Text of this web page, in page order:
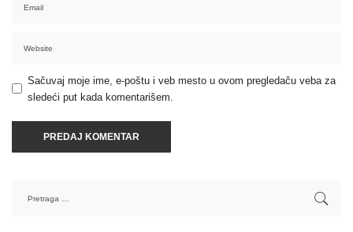
Sačuvaj moje ime, e-poštu i veb mesto u ovom pregledaču veba za
sledeći put kada komentarišem.